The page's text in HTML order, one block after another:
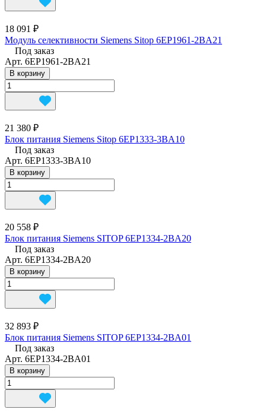
18 091 ₽
Модуль селективности Siemens Sitop 6EP1961-2BA21
Под заказ
Арт. 6EP1961-2BA21
В корзину
21 380 ₽
Блок питания Siemens Sitop 6EP1333-3BA10
Под заказ
Арт. 6EP1333-3BA10
В корзину
20 558 ₽
Блок питания Siemens SITOP 6EP1334-2BA20
Под заказ
Арт. 6EP1334-2BA20
В корзину
32 893 ₽
Блок питания Siemens SITOP 6EP1334-2BA01
Под заказ
Арт. 6EP1334-2BA01
В корзину